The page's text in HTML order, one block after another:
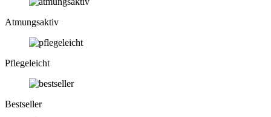
Atmungs­aktiv
Pflege­leicht
Bestseller